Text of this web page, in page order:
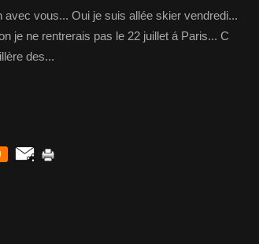
vous... Oui je suis allée skier vendredi...
je ne rentrerais pas le 22 juillet á Paris... C
des...